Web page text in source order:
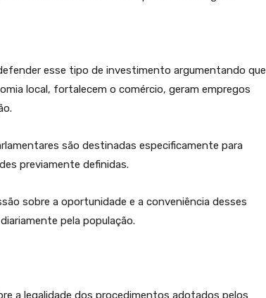
esse tipo de investimento argumentando que
local, fortalecem o comércio, geram empregos
são destinadas especificamente para
previamente definidas.
sobre a oportunidade e a conveniência desses
pela população.